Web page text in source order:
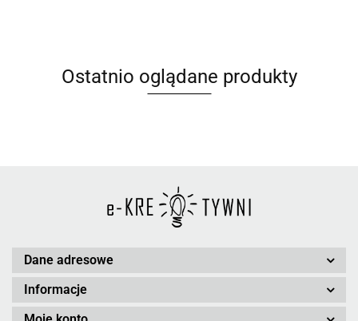
Ostatnio oglądane produkty
Dane adresowe
Informacje